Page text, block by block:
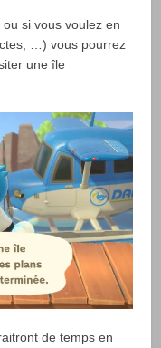
si vous voulez en
…) vous pourrez
une île
de temps en